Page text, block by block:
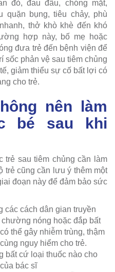
đỏ, đau đầu, chóng mặt,
quặn bụng, tiêu chảy, phù
thở khò khè đến khó
hợp này, bố mẹ hoặc
đưa trẻ đến bệnh viện để
phản vệ sau tiêm chủng
giảm thiểu sự cố bất lợi có
cho trẻ.
nên làm
bé sau khi
trẻ sau tiêm chủng cần làm
trẻ cũng cần lưu ý thêm một
đoạn này để đảm bảo sức
các cách dân gian truyền
nóng hoặc đắp bất
thể gây nhiễm trùng, thậm
nguy hiểm cho trẻ.
bất cứ loại thuốc nào cho
bác sĩ